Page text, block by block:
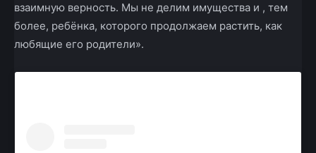
взаимную верность. Мы не делим имущества и , тем
более, ребёнка, которого продолжаем растить, как
любящие его родители».